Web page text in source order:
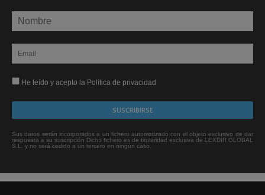
He leído y acepto la Política de privacidad
Sus datos serán incorporados a un fichero automatizado con el objeto exclusivo de dar
respuesta a su suscripción Dicho fichero es de titularidad exclusiva de LEXDIR GLOBAL
S.L. y no será cedido a un tercero en ningún caso.